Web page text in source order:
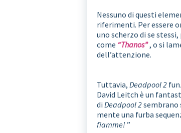
Nessuno di questi
riferimenti. Per essere
uno scherzo di se
come “Thanos”, o si
dell’attenzione.
Tuttavia,Deadpool 2
David Leitch è un
diDeadpool 2sembrano
mente una furba
fiamme!”